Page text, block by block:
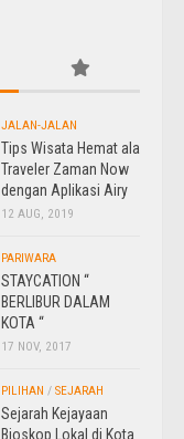
JALAN-JALAN
Tips Wisata Hemat ala
Traveler Zaman Now
dengan Aplikasi Airy
12 AUG, 2019
PARIWARA
STAYCATION “
BERLIBUR DALAM
KOTA “
17 NOV, 2017
PILIHAN / SEJARAH
Sejarah Kejayaan
Bioskop Lokal di Kota